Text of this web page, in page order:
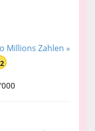
Millions Zahlen »